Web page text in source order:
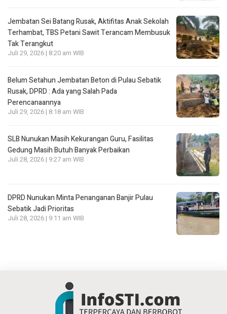
Jembatan Sei Batang Rusak, Aktifitas Anak Sekolah
Terhambat, TBS Petani Sawit Terancam Membusuk
Tak Terangkut
Juli 29, 2026 | 8:20 am WIB
Belum Setahun Jembatan Beton di Pulau Sebatik
Rusak, DPRD : Ada yang Salah Pada
Perencanaannya
Juli 29, 2026 | 8:18 am WIB
SLB Nunukan Masih Kekurangan Guru, Fasilitas
Gedung Masih Butuh Banyak Perbaikan
Juli 28, 2026 | 9:27 am WIB
DPRD Nunukan Minta Penanganan Banjir Pulau
Sebatik Jadi Prioritas
Juli 28, 2026 | 9:11 am WIB